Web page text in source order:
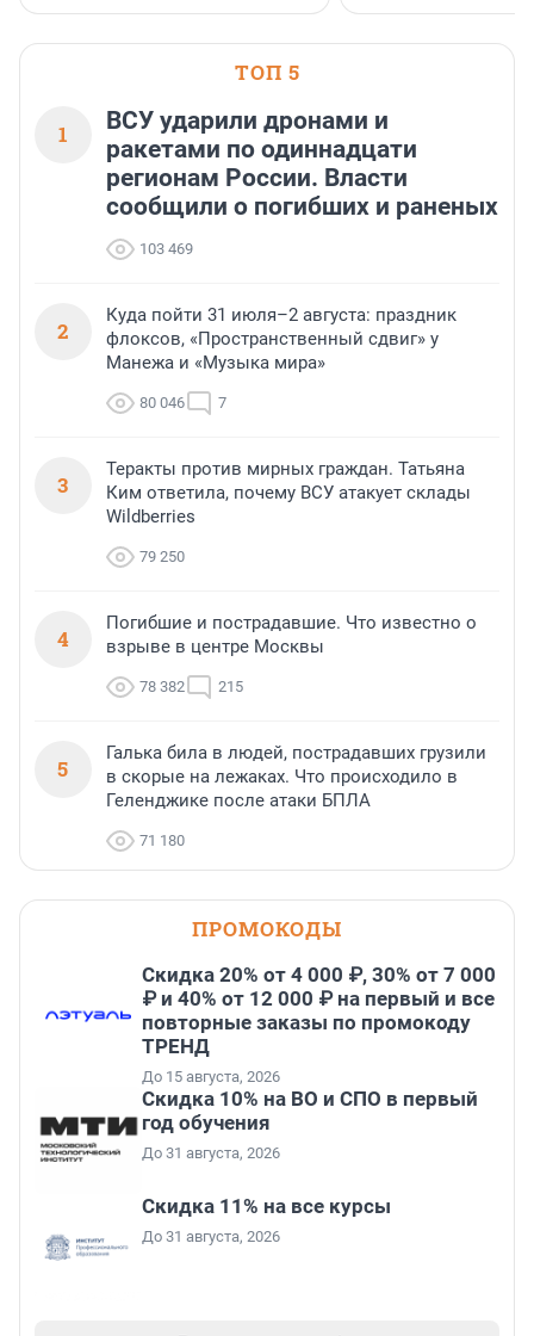
ТОП 5
1
ВСУ ударили дронами и
ракетами по одиннадцати
регионам России. Власти
сообщили о погибших и раненых
103 469
2
Куда пойти 31 июля–2 августа: праздник
флоксов, «Пространственный сдвиг» у
Манежа и «Музыка мира»
80 046 7
3
Теракты против мирных граждан. Татьяна
Ким ответила, почему ВСУ атакует склады
Wildberries
79 250
4
Погибшие и пострадавшие. Что известно о
взрыве в центре Москвы
78 382 215
5
Галька била в людей, пострадавших грузили
в скорые на лежаках. Что происходило в
Геленджике после атаки БПЛА
71 180
ПРОМОКОДЫ
Скидка 20% от 4 000 ₽, 30% от 7 000
₽ и 40% от 12 000 ₽ на первый и все
повторные заказы по промокоду
ТРЕНД
До 15 августа, 2026
Скидка 10% на ВО и СПО в первый
год обучения
До 31 августа, 2026
Скидка 11% на все курсы
До 31 августа, 2026